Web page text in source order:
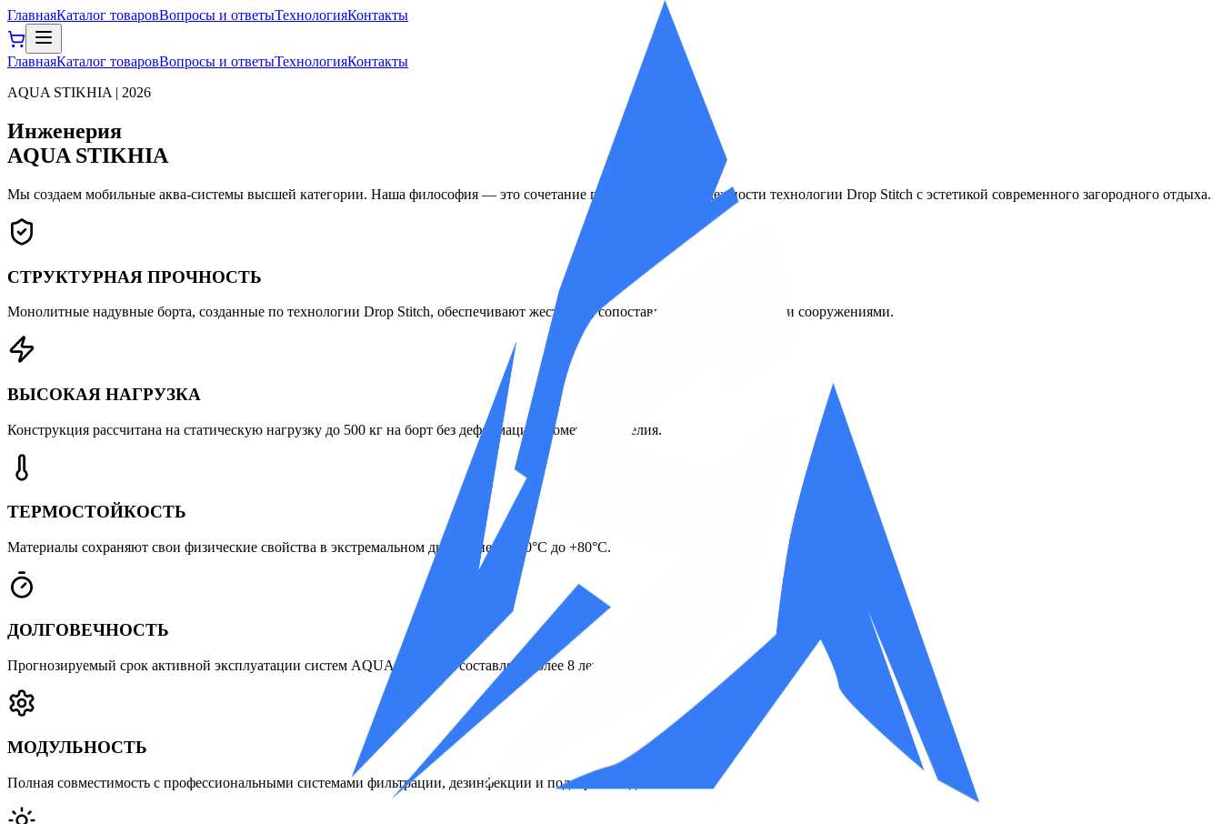
ГлавнаяКаталог товаровВопросы и ответыТехнологияКонтакты
ГлавнаяКаталог товаровВопросы и ответыТехнологияКонтакты
AQUA STIKHIA | 2026
Инженерия
AQUA STIKHIA
Мы создаем мобильные аква-системы высшей категории. Наша философия — это сочетание промышленной надежности технологии Drop Stitch с эстетикой современного загородного отдыха.
СТРУКТУРНАЯ ПРОЧНОСТЬ
Монолитные надувные борта, созданные по технологии Drop Stitch, обеспечивают жесткость, сопоставимую с капитальными сооружениями.
ВЫСОКАЯ НАГРУЗКА
Конструкция рассчитана на статическую нагрузку до 500 кг на борт без деформации геометрии изделия.
ТЕРМОСТОЙКОСТЬ
Материалы сохраняют свои физические свойства в экстремальном диапазоне от -20°C до +80°C.
ДОЛГОВЕЧНОСТЬ
Прогнозируемый срок активной эксплуатации систем AQUA STIKHIA составляет более 8 лет.
МОДУЛЬНОСТЬ
Полная совместимость с профессиональными системами фильтрации, дезинфекции и подогрева воды.